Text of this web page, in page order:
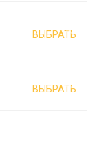
ВЫБРАТЬ
ВЫБРАТЬ